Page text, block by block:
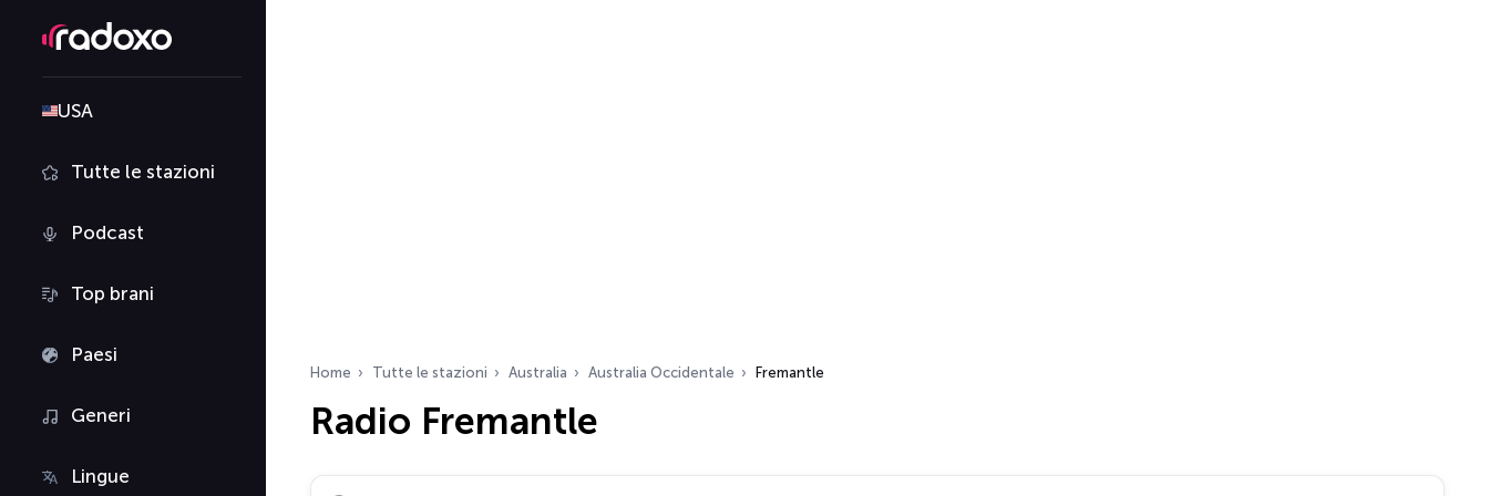
USA
Tutte le stazioni
Podcast
Top brani
Paesi
Generi
Lingue
Home Tutte le stazioni Australia Australia Occidentale Fremantle
Radio Fremantle
Cerca radio…